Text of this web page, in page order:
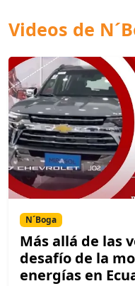
Videos de
N´Boga
Más allá de las
desafío de la
energías en